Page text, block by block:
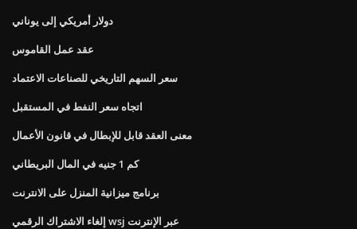
دولار أمريكي إلى يوناني
عقد عمل القاموس
سعر السهم التاريخي للصناعات الاعتماد
اتجاه سعر النفط في المستقبل
معنى العقد قابل للإبطال في قانون الأعمال
كم 1 جنيه في المال البريطاني
برنامج ميزانية المنزل على الانترنت
إلغاء الاشتراك الرقمي wsj عبر الإنترنت